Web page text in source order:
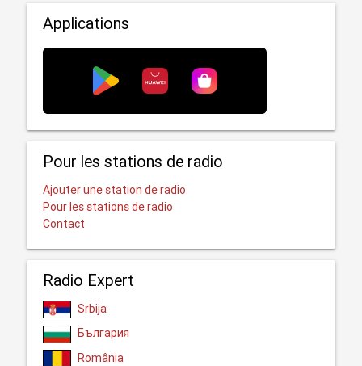
Applications
Pour les stations de radio
Ajouter une station de radio
Pour les stations de radio
Contact
Radio Expert
Srbija
България
România